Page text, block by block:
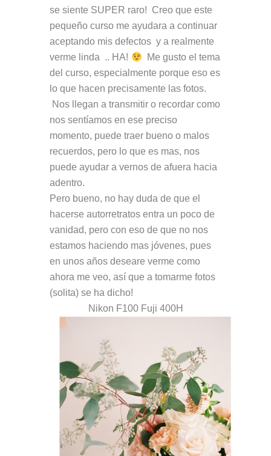
se siente SUPER raro! Creo que este
pequeño curso me ayudara a continuar
aceptando mis defectos y a realmente
verme linda .. HA!
Me gusto el tema
del curso, especialmente porque eso es
lo que hacen precisamente las fotos.
Nos llegan a transmitir o recordar como
nos sentíamos en ese preciso
momento, puede traer bueno o malos
recuerdos, pero lo que es mas, nos
puede ayudar a vernos de afuera hacia
adentro.
Pero bueno, no hay duda de que el
hacerse autorretratos entra un poco de
vanidad, pero con eso de que no nos
estamos haciendo mas jóvenes, pues
en unos años deseare verme como
ahora me veo, así que a tomarme fotos
(solita) se ha dicho!
Nikon F100 Fuji 400H